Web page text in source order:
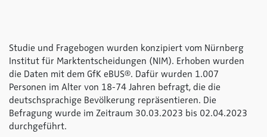
Studie und Fragebogen wurden konzipiert vom Nürnberg
Institut für Marktentscheidungen (NIM). Erhoben wurden
die Daten mit dem GfK eBUS®. Dafür wurden 1.007
Personen im Alter von 18-74 Jahren befragt, die die
deutschsprachige Bevölkerung repräsentieren. Die
Befragung wurde im Zeitraum 30.03.2023 bis 02.04.2023
durchgeführt.